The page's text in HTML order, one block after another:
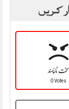
کریں
سخت نا پسند
0 Votes